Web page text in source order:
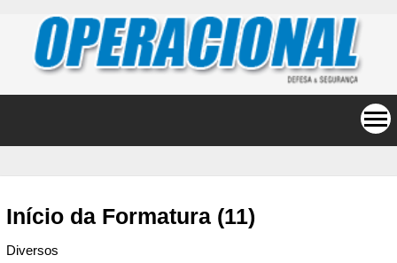
Início da Formatura (11)
Diversos